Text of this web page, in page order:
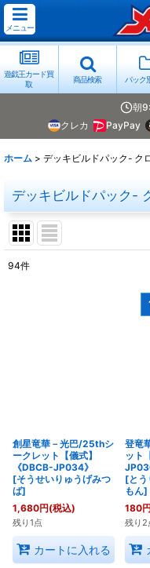
メニュー
遊戯王カード買
取
商品検索 パック
朝
クレカ
PayPay
ホーム > デッキビルドパック- ク
デッキビルドパック-
94件
創星竜華－光巴/25thシ
ークレット【儀式】
《DBCB-JP034》
[そうせいりゅうげみつ
ば]
1,680円(税込)
残り1点
カートに入れる
登竜
ット
[とう
もん]
180円
残り2